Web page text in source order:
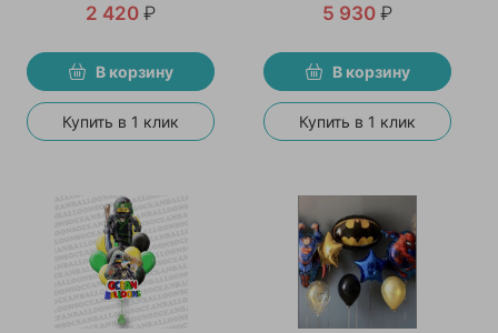
2 420 ₽
В корзину
Купить в 1 клик
5 930 ₽
В корзину
Купить в 1 клик